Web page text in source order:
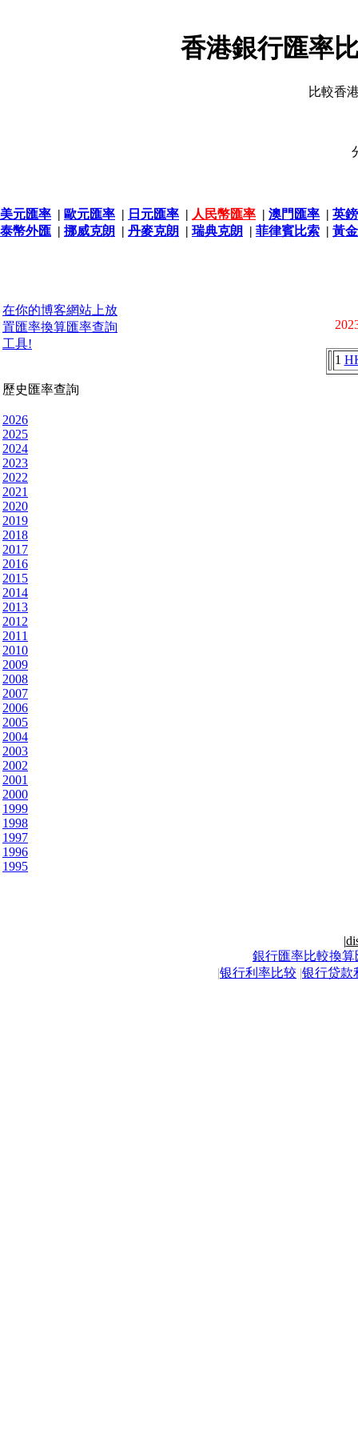
香港銀行匯率
比較香
美元匯率 | 歐元匯率 | 日元匯率 | 人民幣匯率 | 澳門匯率 | 英
泰幣外匯 | 挪威克朗 | 丹麥克朗 | 瑞典克朗 | 菲律賓比索 | 黃
在你的博客網站上放
置匯率換算匯率查詢
工具!
歷史匯率查詢
2026
2025
2024
2023
2022
2021
2020
2019
2018
2017
2016
2015
2014
2013
2012
2011
2010
2009
2008
2007
2006
2005
2004
2003
2002
2001
2000
1999
1998
1997
1996
1995
1
|
銀行匯率比較換算
|银行利率比较 |银行贷款